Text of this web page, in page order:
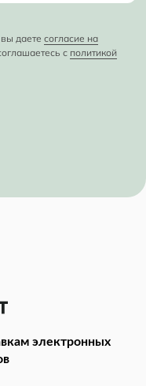
даете согласие на
с политикой
электронных